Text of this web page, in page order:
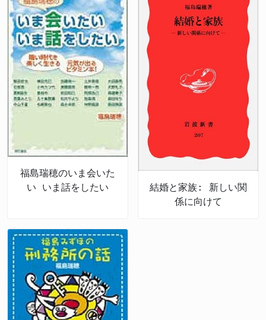
福島瑞穂のいま会いた
い いま話をしたい
結婚と家族: 新しい関
係に向けて